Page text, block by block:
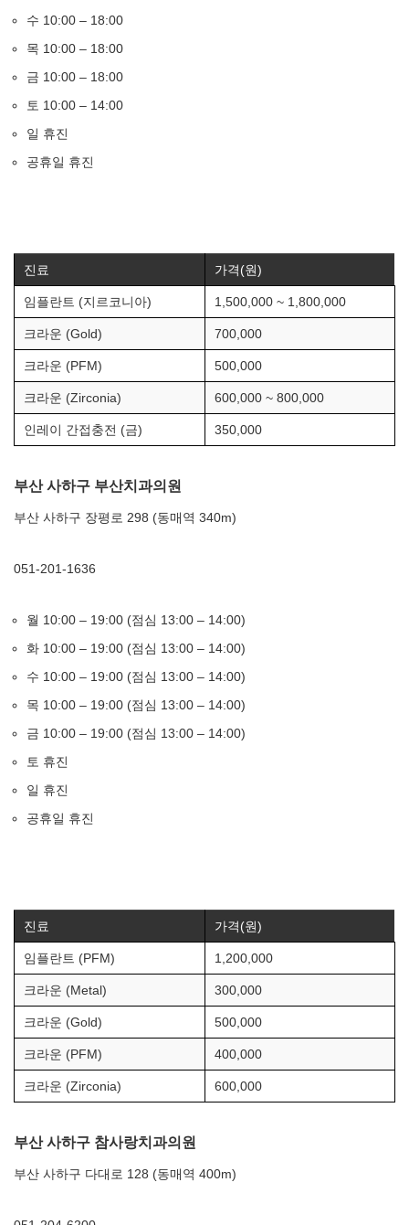
수 10:00 – 18:00
목 10:00 – 18:00
금 10:00 – 18:00
토 10:00 – 14:00
일 휴진
공휴일 휴진
진료 가격(원)
임플란트 (지르코니아) 1,500,000 ~ 1,800,000
크라운 (Gold) 700,000
크라운 (PFM) 500,000
크라운 (Zirconia) 600,000 ~ 800,000
인레이 간접충전 (금) 350,000
부산 사하구 부산치과의원
부산 사하구 장평로 298 (동매역 340m)
051-201-1636
월 10:00 – 19:00 (점심 13:00 – 14:00)
화 10:00 – 19:00 (점심 13:00 – 14:00)
수 10:00 – 19:00 (점심 13:00 – 14:00)
목 10:00 – 19:00 (점심 13:00 – 14:00)
금 10:00 – 19:00 (점심 13:00 – 14:00)
토 휴진
일 휴진
공휴일 휴진
진료 가격(원)
임플란트 (PFM) 1,200,000
크라운 (Metal) 300,000
크라운 (Gold) 500,000
크라운 (PFM) 400,000
크라운 (Zirconia) 600,000
부산 사하구 참사랑치과의원
부산 사하구 다대로 128 (동매역 400m)